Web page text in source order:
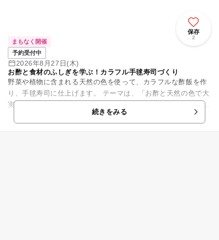
保存
2
まもなく開催
予約受付中
2026年8月27日(木)
お酢と食材のふしぎを学ぶ！カラフル手毬寿司づくり
野菜や植物に含まれる天然の色を使って、カラフルな酢飯を作
り、手毬寿司に仕上げます。 テーマは、「お酢と天然の色で大
実験！食材に隠された科学のヒミツ」。 紅芯大根、大葉、抹
続きをみる